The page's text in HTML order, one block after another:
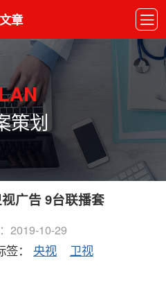
文章
策划
广告 9台联播套
2019-10-29
签： 央视 卫视